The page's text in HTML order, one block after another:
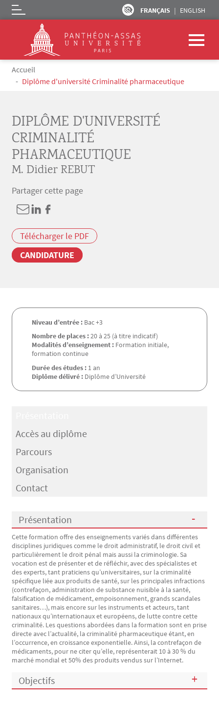
Aller au contenu principal
FRANÇAIS ENGLISH
Logo
Fil d'Ariane
Accueil
Diplôme d'université Criminalité pharmaceutique
DIPLÔME D'UNIVERSITÉ
CRIMINALITÉ
PHARMACEUTIQUE
M. Didier REBUT
Partager cette page
Télécharger le PDF
CANDIDATURE
Niveau d’entrée : Bac +3
Nombre de places :20 à 25 (à titre indicatif)
Modalités d’enseignement : Formation initiale,
formation continue
Durée des études : 1 an
Diplôme délivré : Diplôme d’Université
Accès au diplôme
Parcours
Organisation
Contact
Présentation
Présentation
Cette formation offre des enseignements variés dans différentes
disciplines juridiques comme le droit administratif, le droit civil et
particulièrement le droit pénal mais aussi la criminologie. Sa
vocation est de présenter et de réfléchir, avec des spécialistes et
des experts, tant praticiens qu’universitaires, sur la criminalité
spécifique liée aux produits de santé, sur les principales infractions
(contrefaçon, administration de substance nuisible à la santé,
falsification de médicament, empoisonnement, grands scandales
sanitaires…), mais encore sur les instruments et acteurs, tant
nationaux qu’internationaux et européens, de lutte contre cette
criminalité. Les questions abordées dans la formation sont en prise
directe avec l’actualité, la criminalité pharmaceutique étant, en
l’occurrence, en croissance exponentielle. Ainsi, la contrefaçon de
médicaments, pour ne citer qu’elle, représenterait 10 à 30 % du
marché mondial et 50% des produits vendus sur l’Internet.
Objectifs